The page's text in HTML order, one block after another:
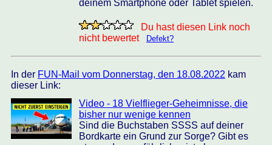
deinem Smartphone oder Tablet spielen.
Du hast diesen Link noch
nicht bewertet
Defekt?
In der FUN-Mail vom Donnerstag, den 18.08.2022 kam
dieser Link:
Video - 18 Vielflieger-Geheimnisse, die
bisher nur wenige kennen
Sind die Buchstaben SSSS auf deiner
Bordkarte ein Grund zur Sorge? Gibt es